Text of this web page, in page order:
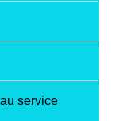
service